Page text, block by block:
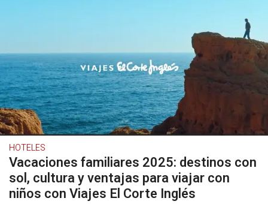
HOTELES
Vacaciones familiares 2025: destinos con
sol, cultura y ventajas para viajar con
niños con Viajes El Corte Inglés